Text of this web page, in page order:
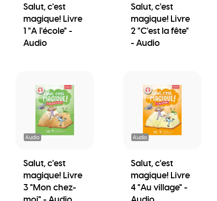
Salut, c'est
magique! Livre
1 "A l'école" -
Audio
Salut, c'est
magique! Livre
2 "C'est la fête"
- Audio
Audio
Salut, c'est
magique! Livre
3 "Mon chez-
Audio
Salut, c'est
magique! Livre
4 "Au village" -